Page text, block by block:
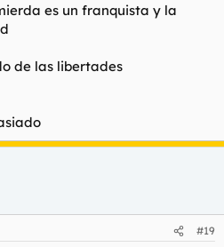
es un franquista y la
de las libertades
#19